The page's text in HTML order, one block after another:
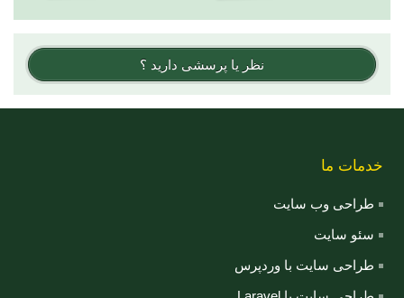
نظر یا پرسشی دارید ؟
خدمات ما
طراحی وب سایت
سئو سایت
طراحی سایت با وردپرس